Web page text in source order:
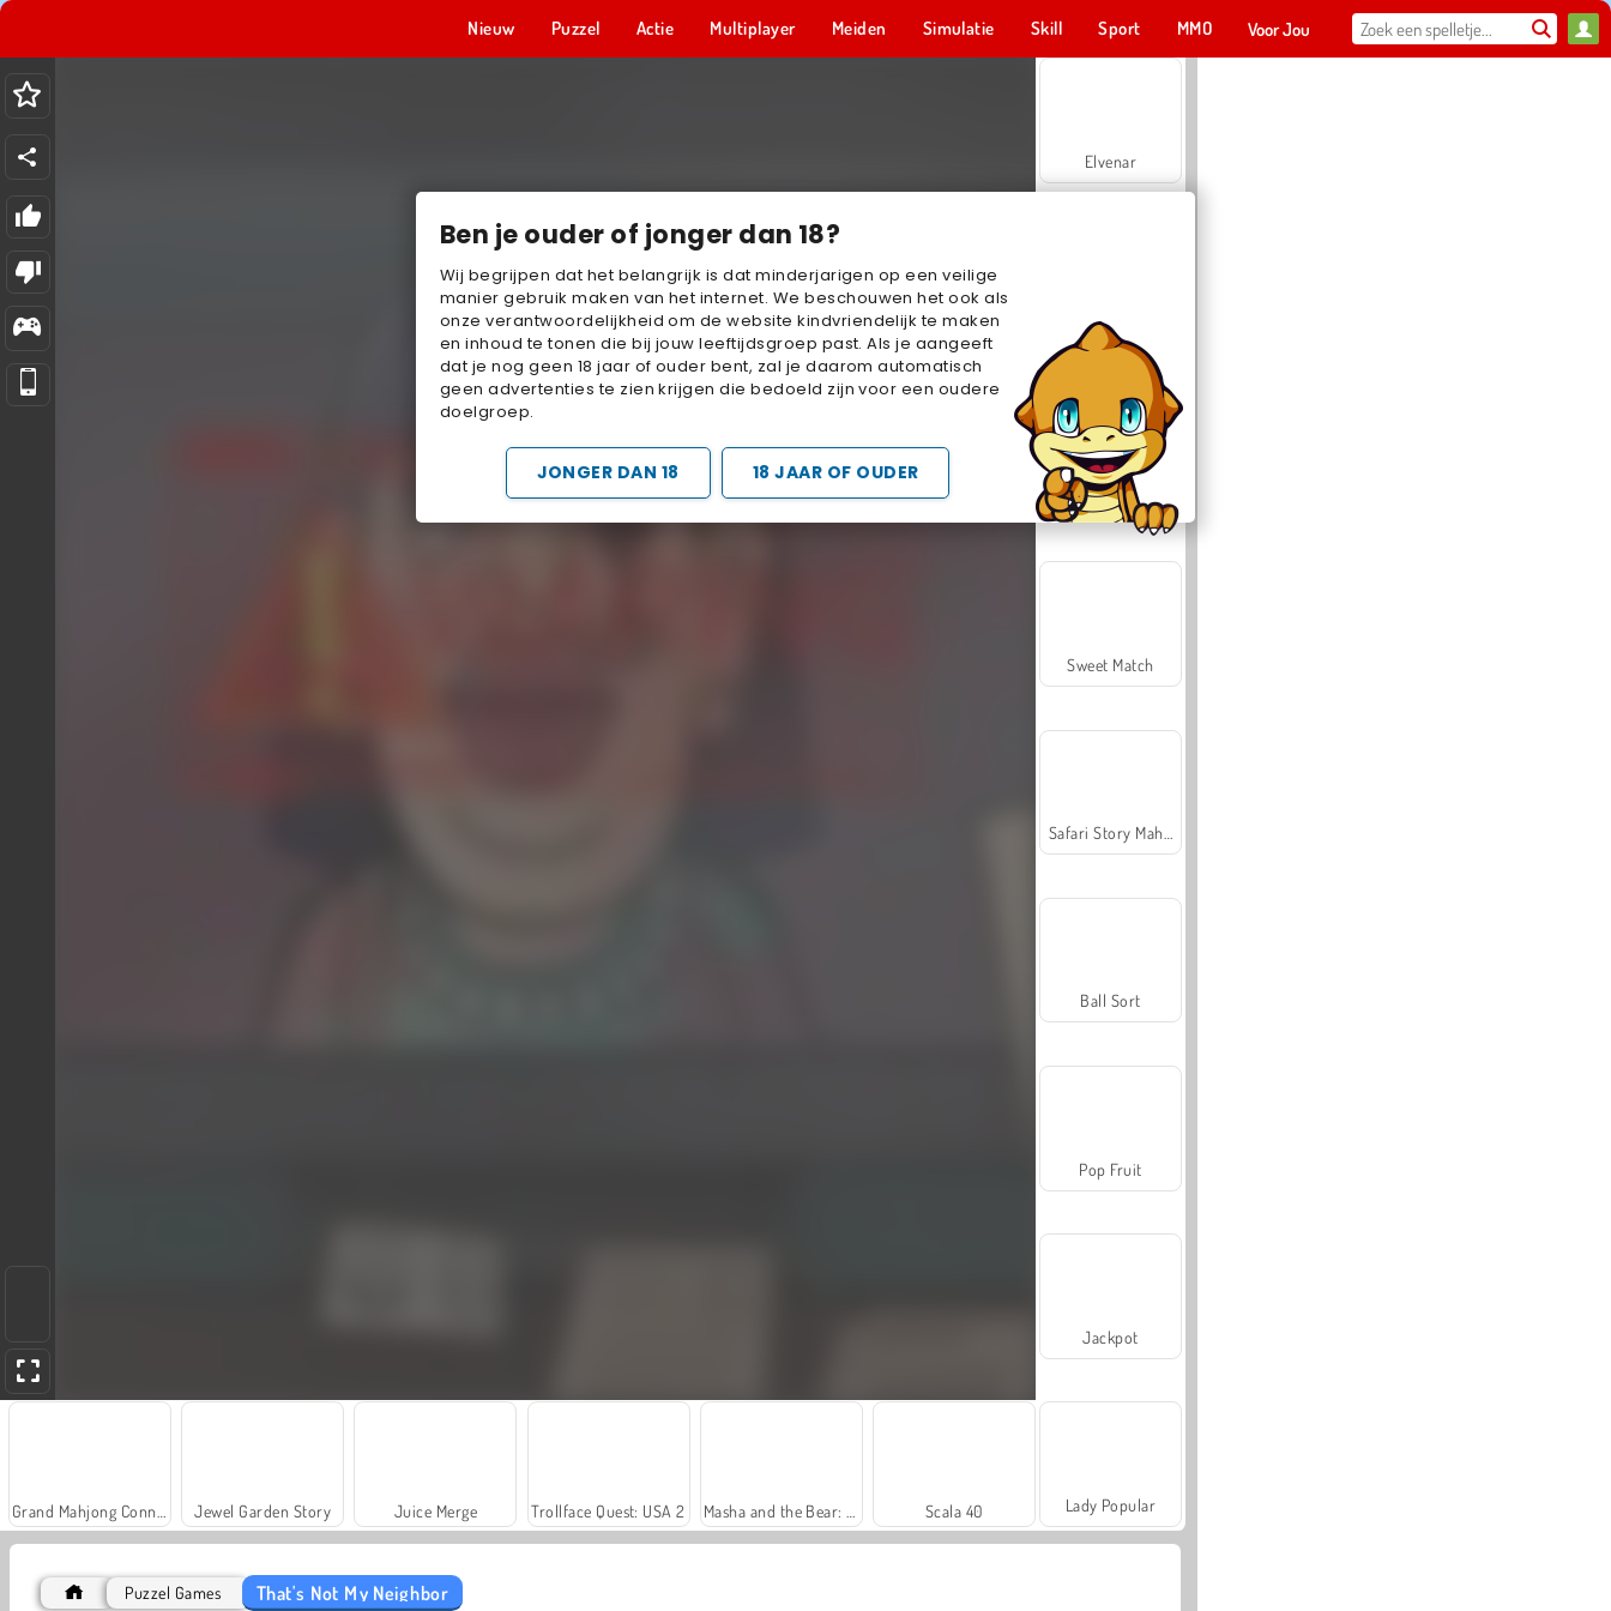
Ben je ouder of jonger dan 18?
Wij begrijpen dat het belangrijk is dat minderjarigen op een veilige
manier gebruik maken van het internet. We beschouwen het ook als
onze verantwoordelijkheid om de website kindvriendelijk te maken
en inhoud te tonen die bij jouw leeftijdsgroep past. Als je aangeeft
dat je nog geen 18 jaar of ouder bent, zal je daarom automatisch
geen advertenties te zien krijgen die bedoeld zijn voor een oudere
doelgroep.
JONGER DAN 18 18 JAAR OF OUDER
Nieuw Puzzel Actie Multiplayer Meiden Simulatie Skill Sport MMO Voor Jou
Jewel Garden Story Juice Merge Trollface Quest: USA 2 Scala 40
Elvenar
Sweet Match
Ball Sort
Pop Fruit
Jackpot
Lady Popular
Puzzel Games That's Not My Neighbor